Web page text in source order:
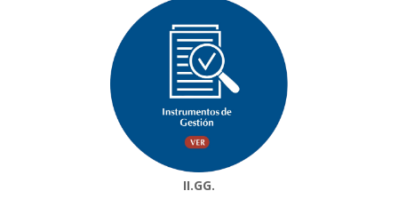
II.GG.